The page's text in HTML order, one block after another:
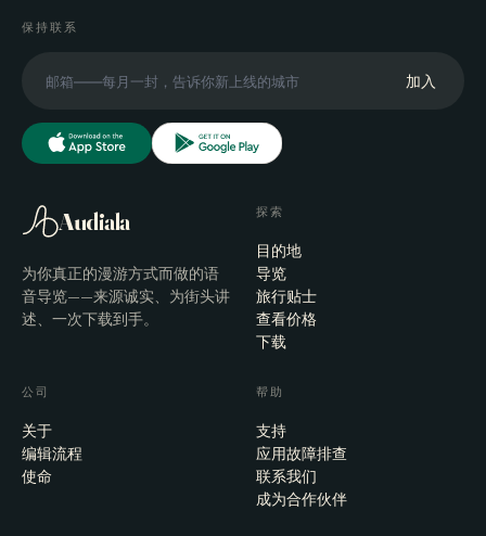
保持联系
加入
Audiala
为你真正的漫游方式而做的语
音导览——来源诚实、为街头讲
述、一次下载到手。
探索
目的地
导览
旅行贴士
查看价格
下载
公司
关于
编辑流程
使命
帮助
支持
应用故障排查
联系我们
成为合作伙伴